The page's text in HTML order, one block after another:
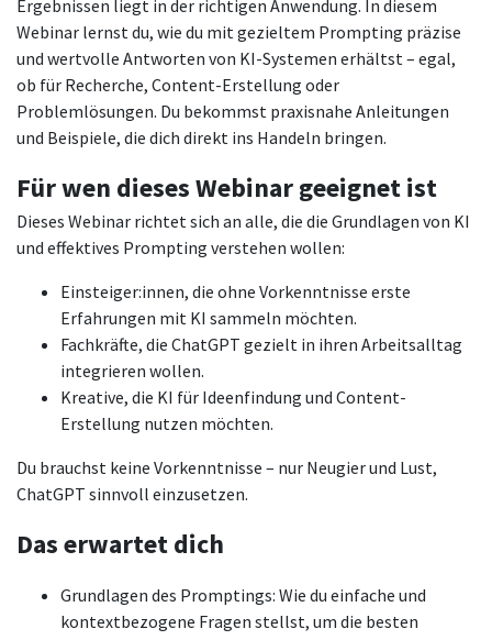
Ergebnissen liegt in der richtigen Anwendung. In diesem
Webinar lernst du, wie du mit gezieltem Prompting präzise
und wertvolle Antworten von KI-Systemen erhältst – egal,
ob für Recherche, Content-Erstellung oder
Problemlösungen. Du bekommst praxisnahe Anleitungen
und Beispiele, die dich direkt ins Handeln bringen.
Für wen dieses Webinar geeignet ist
Dieses Webinar richtet sich an alle, die die Grundlagen von KI
und effektives Prompting verstehen wollen:
Einsteiger:innen, die ohne Vorkenntnisse erste
Erfahrungen mit KI sammeln möchten.
Fachkräfte, die ChatGPT gezielt in ihren Arbeitsalltag
integrieren wollen.
Kreative, die KI für Ideenfindung und Content-
Erstellung nutzen möchten.
Du brauchst keine Vorkenntnisse – nur Neugier und Lust,
ChatGPT sinnvoll einzusetzen.
Das erwartet dich
Grundlagen des Promptings: Wie du einfache und
kontextbezogene Fragen stellst, um die besten